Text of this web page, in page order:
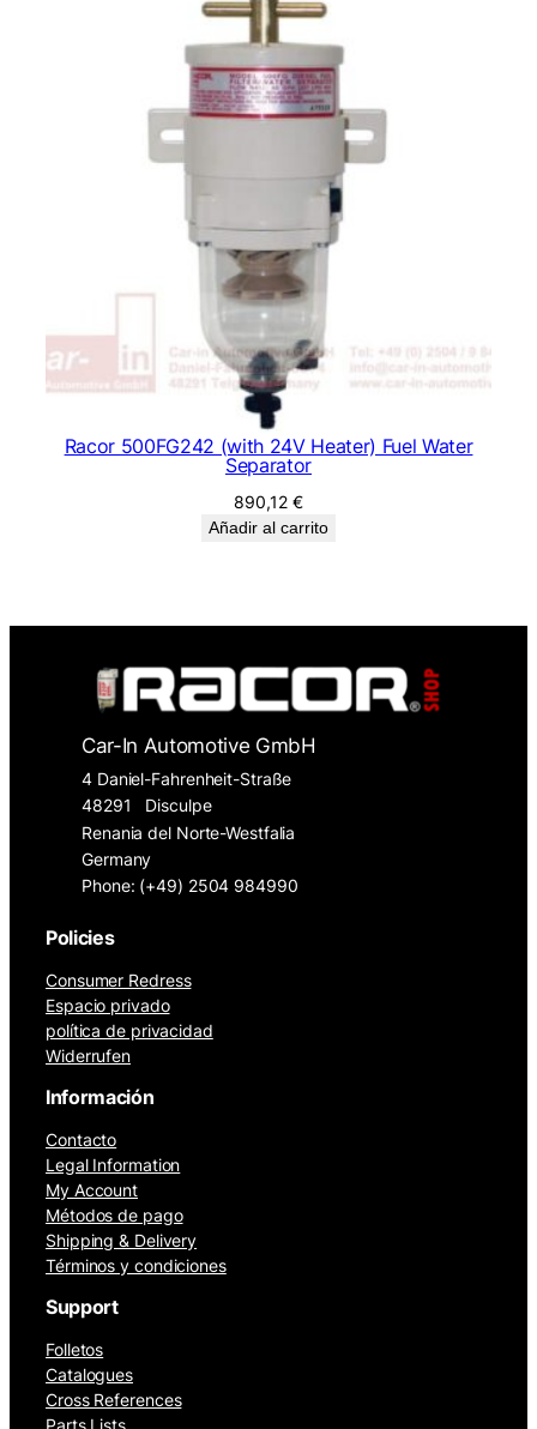
Racor 500FG242 (with 24V Heater) Fuel Water
Separator
890,12 €
Añadir al carrito
Car-In Automotive GmbH
4 Daniel-Fahrenheit-Straße
48291
Disculpe
Renania del Norte-Westfalia
Germany
Phone: (+49) 2504 984990
Policies
Consumer Redress
Espacio privado
política de privacidad
Widerrufen
Información
Contacto
Legal Information
My Account
Métodos de pago
Shipping & Delivery
Términos y condiciones
Support
Folletos
Catalogues
Cross References
Parts Lists